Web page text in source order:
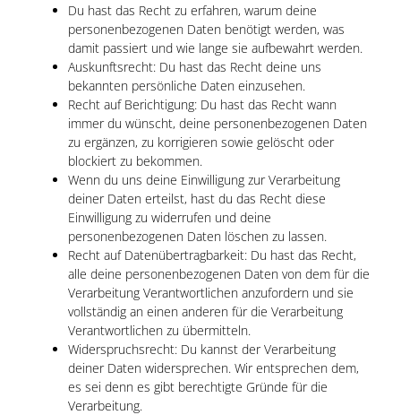
Du hast das Recht zu erfahren, warum deine
personenbezogenen Daten benötigt werden, was
damit passiert und wie lange sie aufbewahrt werden.
Auskunftsrecht: Du hast das Recht deine uns
bekannten persönliche Daten einzusehen.
Recht auf Berichtigung: Du hast das Recht wann
immer du wünscht, deine personenbezogenen Daten
zu ergänzen, zu korrigieren sowie gelöscht oder
blockiert zu bekommen.
Wenn du uns deine Einwilligung zur Verarbeitung
deiner Daten erteilst, hast du das Recht diese
Einwilligung zu widerrufen und deine
personenbezogenen Daten löschen zu lassen.
Recht auf Datenübertragbarkeit: Du hast das Recht,
alle deine personenbezogenen Daten von dem für die
Verarbeitung Verantwortlichen anzufordern und sie
vollständig an einen anderen für die Verarbeitung
Verantwortlichen zu übermitteln.
Widerspruchsrecht: Du kannst der Verarbeitung
deiner Daten widersprechen. Wir entsprechen dem,
es sei denn es gibt berechtigte Gründe für die
Verarbeitung.